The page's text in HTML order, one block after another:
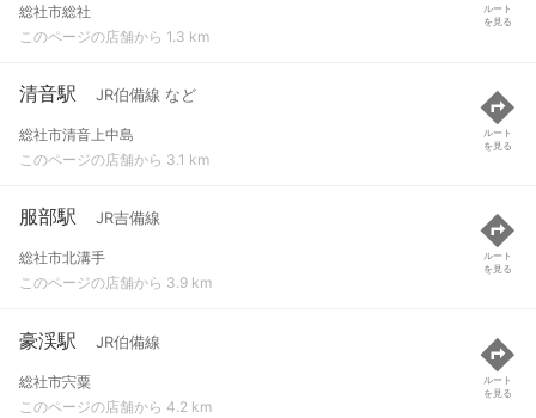
総社市総社
このページの店舗から 1.3 km
ルート
を見る
清音駅 JR伯備線 など
総社市清音上中島
このページの店舗から 3.1 km
ルート
を見る
服部駅 JR吉備線
総社市北溝手
このページの店舗から 3.9 km
ルート
を見る
豪渓駅 JR伯備線
総社市宍粟
このページの店舗から 4.2 km
ルート
を見る